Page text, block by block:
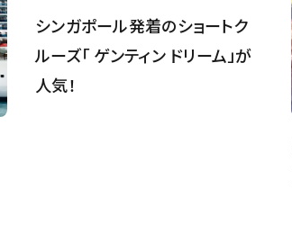
シンガポール発着のショートク
ルーズ「 ゲンティン ドリーム」が
人気！